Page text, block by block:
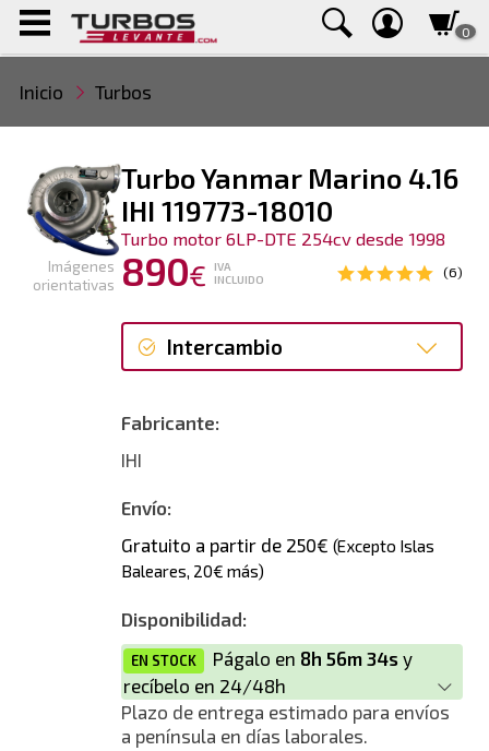
0
Inicio Turbos
Turbo Yanmar Marino 4.16
IHI 119773-18010
Turbo motor 6LP-DTE 254cv desde 1998
890€
IVA
INCLUIDO
(6)
Intercambio
Nuevo alternativo
Fabricante:
IHI
Envío:
Gratuito a partir de 250€ (Excepto Islas
Baleares, 20€ más)
Disponibilidad:
EN STOCK Págalo en 8h 56m 34s y
recíbelo en 24/48h
Plazo de entrega estimado para envíos
a península en días laborales.
Imágenes
orientativas